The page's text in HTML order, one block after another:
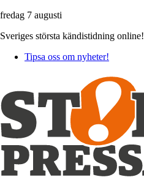
fredag 7 augusti
Sveriges största kändistidning online!
Tipsa oss om nyheter!